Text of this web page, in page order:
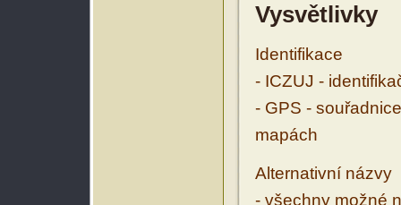
Vysvětlivky
Identifikace
- ICZUJ -
- GPS -
mapách
Alternativní názvy
- všechny možné